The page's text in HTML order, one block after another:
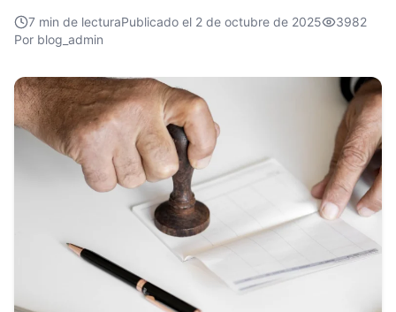
7 min de lecturaPublicado el 2 de octubre de 2025
3982
Por blog_admin